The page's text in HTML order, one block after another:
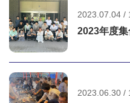
2023.07.04 /
2023年度
2023.06.30 /